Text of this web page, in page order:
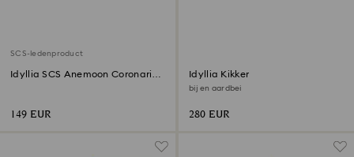
SCS-ledenproduct
Idyllia SCS Anemoon Coronaria
149 EUR
Idyllia Kikker
bij en aardbei
280 EUR